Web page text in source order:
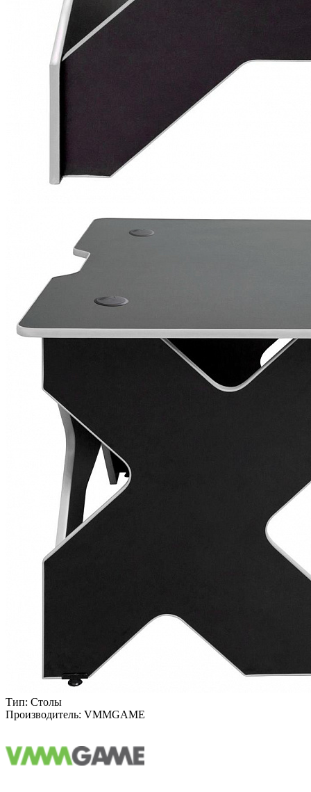
Тип: Столы
Производитель: VMMGAME